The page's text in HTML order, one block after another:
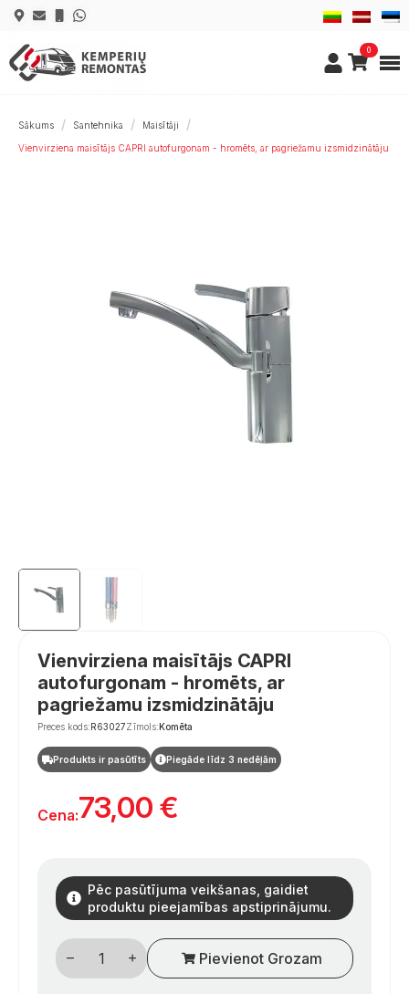
0
Sākums Santehnika Maisītāji
Vienvirziena maisītājs CAPRI autofurgonam - hromēts, ar pagriežamu izsmidzinātāju
Vienvirziena maisītājs CAPRI
autofurgonam - hromēts, ar
pagriežamu izsmidzinātāju
Preces kods:R63027Zīmols:Komēta
Produkts ir pasūtīts Piegāde līdz 3 nedēļām
Cena:73,00 €
Pēc pasūtījuma veikšanas, gaidiet
produktu pieejamības apstiprinājumu.
Vienos
svirties
maišytuvas
Pievienot Grozam